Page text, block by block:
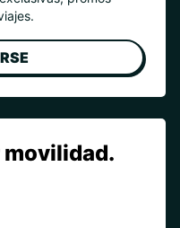
movilidad.